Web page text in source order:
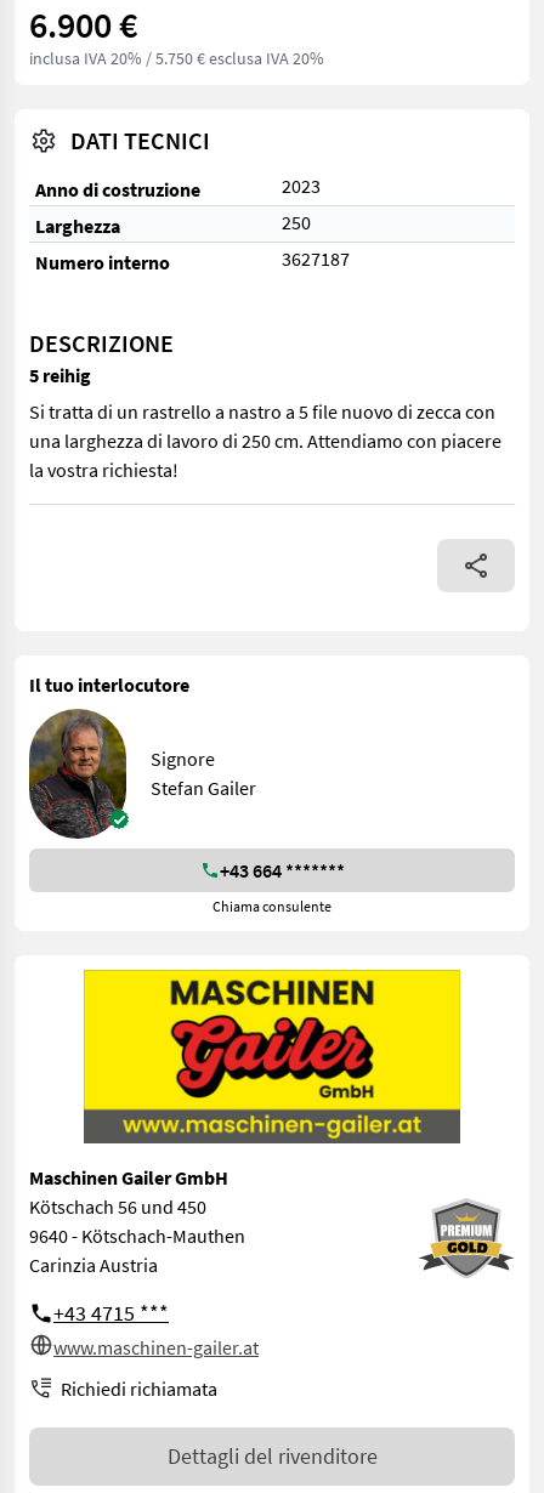
6.900 €
inclusa IVA 20% / 5.750 € esclusa IVA 20%
DATI TECNICI
Anno di costruzione
2023
Larghezza
250
Numero interno
3627187
DESCRIZIONE
5 reihig
Si tratta di un rastrello a nastro a 5 file nuovo di zecca con
una larghezza di lavoro di 250 cm. Attendiamo con piacere
la vostra richiesta!
Si tratta di un rastrello a nastro a 5 file nuovo di zecca con
Il tuo interlocutore
Signore
Stefan Gailer
+43 664 *******
Chiama consulente
Maschinen Gailer GmbH
Kötschach 56 und 450
9640 - Kötschach-Mauthen
Carinzia Austria
+43 4715 ***
www.maschinen-gailer.at
Richiedi richiamata
Dettagli del rivenditore